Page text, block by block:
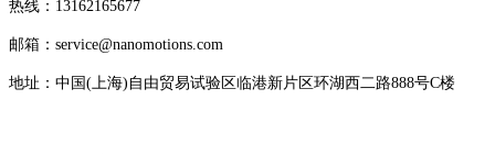
热线：13162165677
邮箱：service@nanomotions.com
地址：中国(上海)自由贸易试验区临港新片区环湖西二路888号C楼